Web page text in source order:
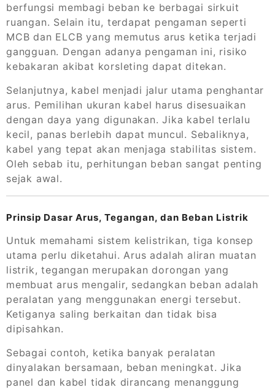
berfungsi membagi beban ke berbagai sirkuit
ruangan. Selain itu, terdapat pengaman seperti
MCB dan ELCB yang memutus arus ketika terjadi
gangguan. Dengan adanya pengaman ini, risiko
kebakaran akibat korsleting dapat ditekan.
Selanjutnya, kabel menjadi jalur utama penghantar
arus. Pemilihan ukuran kabel harus disesuaikan
dengan daya yang digunakan. Jika kabel terlalu
kecil, panas berlebih dapat muncul. Sebaliknya,
kabel yang tepat akan menjaga stabilitas sistem.
Oleh sebab itu, perhitungan beban sangat penting
sejak awal.
Prinsip Dasar Arus, Tegangan, dan Beban Listrik
Untuk memahami sistem kelistrikan, tiga konsep
utama perlu diketahui. Arus adalah aliran muatan
listrik, tegangan merupakan dorongan yang
membuat arus mengalir, sedangkan beban adalah
peralatan yang menggunakan energi tersebut.
Ketiganya saling berkaitan dan tidak bisa
dipisahkan.
Sebagai contoh, ketika banyak peralatan
dinyalakan bersamaan, beban meningkat. Jika
panel dan kabel tidak dirancang menanggung